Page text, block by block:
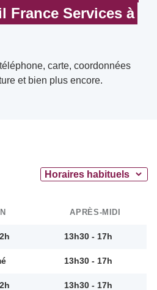
France Services à
carte, coordonnées
et bien plus encore.
APRÈS-MIDI
13h30 - 17h
13h30 - 17h
13h30 - 17h